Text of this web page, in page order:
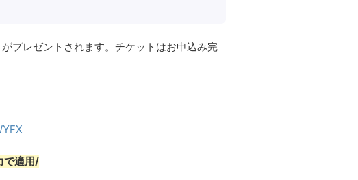
プレゼントされます。チケットはお申込み完
で適用/